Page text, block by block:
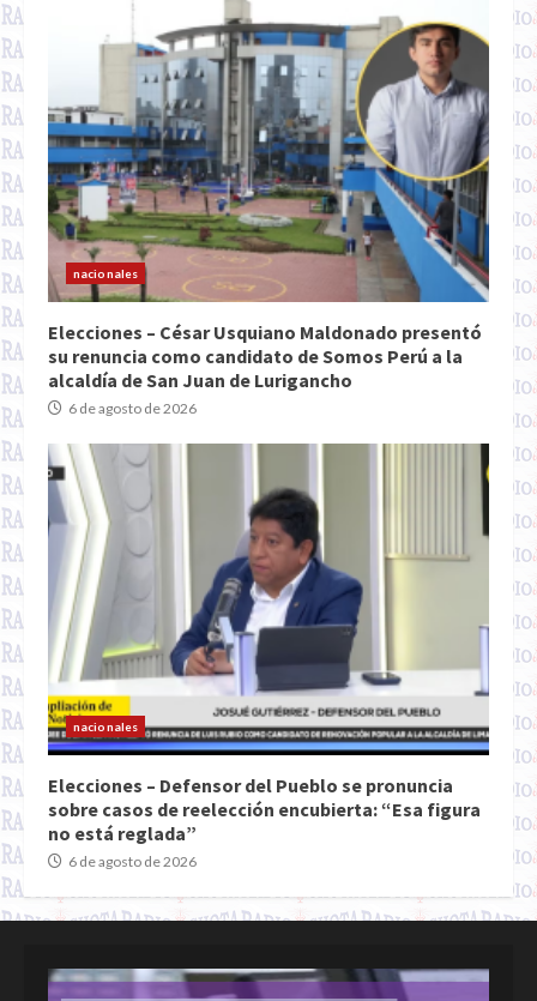
nacionales
Elecciones – César Usquiano Maldonado presentó
su renuncia como candidato de Somos Perú a la
alcaldía de San Juan de Lurigancho
6 de agosto de 2026
nacionales
Elecciones – Defensor del Pueblo se pronuncia
sobre casos de reelección encubierta: “Esa figura
no está reglada”
6 de agosto de 2026